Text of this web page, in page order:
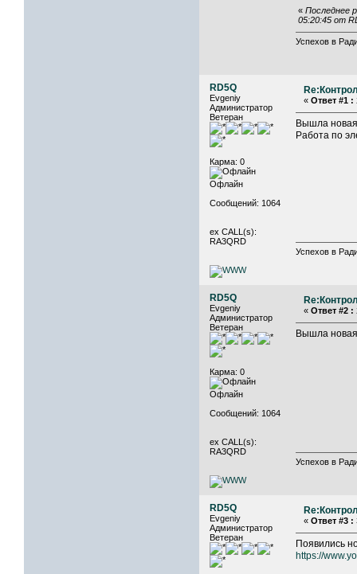
« Последнее
05:20:45 от
Успехов в
RD5Q
Evgeniy
Администратор
Ветеран
Карма: 0
Офлайн
Сообщений: 1064
ex CALL(s):
RA3QRD
« Ответ #1 :
Вышла
Работа по
Успехов в
RD5Q
Evgeniy
Администратор
Ветеран
Карма: 0
Офлайн
Сообщений: 1064
ex CALL(s):
RA3QRD
« Ответ #2 :
Вышла
Успехов в
RD5Q
Evgeniy
Администратор
Ветеран
« Ответ #3 :
Появились
https://